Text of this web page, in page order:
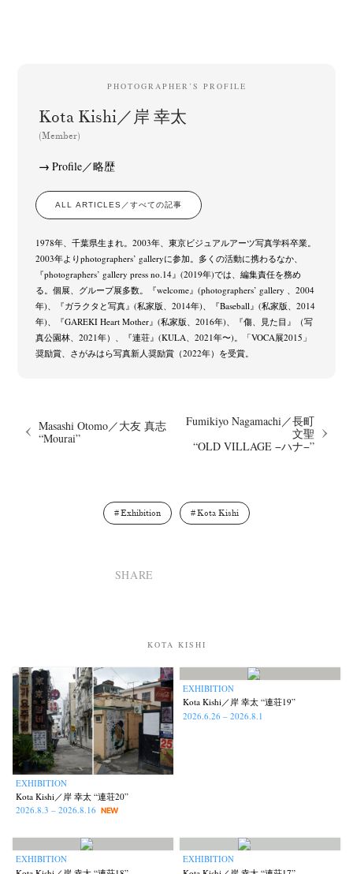
PHOTOGRAPHER’S PROFILE
Kota Kishi／岸 幸太
(Member)
Profile／略歴
ALL ARTICLES／すべての記事
1978年、千葉県生まれ。2003年、東京ビジュアルアーツ写真学科卒業。
2003年よりphotographers’ galleryに参加。多くの活動に携わるなか、
『photographers’ gallery press no.14』(2019年)では、編集責任を務め
る。個展、グループ展多数。『welcome』(photographers’ gallery 、2004
年)、『ガラクタと写真』(私家版、2014年)、『Baseball』(私家版、2014
年)、『GAREKI Heart Mother』(私家版、2016年)、『傷、見た目』（写
真公園林、2021年）、『連荘』(KULA、2021年〜)。「VOCA展2015」
奨励賞、さがみはら写真新人奨励賞（2022年）を受賞。
Masashi Otomo／大友 真志
“Mourai”
Fumikiyo Nagamachi／長町
文聖
“OLD VILLAGE −ハナ−”
Exhibition Kota Kishi
SHARE
KOTA KISHI
EXHIBITION
Kota Kishi／岸 幸太 “連荘20”
2026.8.3 – 2026.8.16
NEW
EXHIBITION
Kota Kishi／岸 幸太 “連荘19”
2026.6.26 – 2026.8.1
EXHIBITION
EXHIBITION